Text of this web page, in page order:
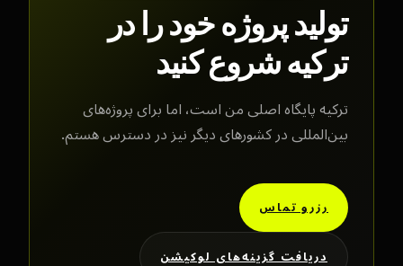
تولید پروژه خود را در
ترکیه شروع کنید
ترکیه پایگاه اصلی من است، اما برای پروژه‌های
بین‌المللی در کشورهای دیگر نیز در دسترس هستم.
رزرو تماس
دریافت گزینه‌های لوکیشن